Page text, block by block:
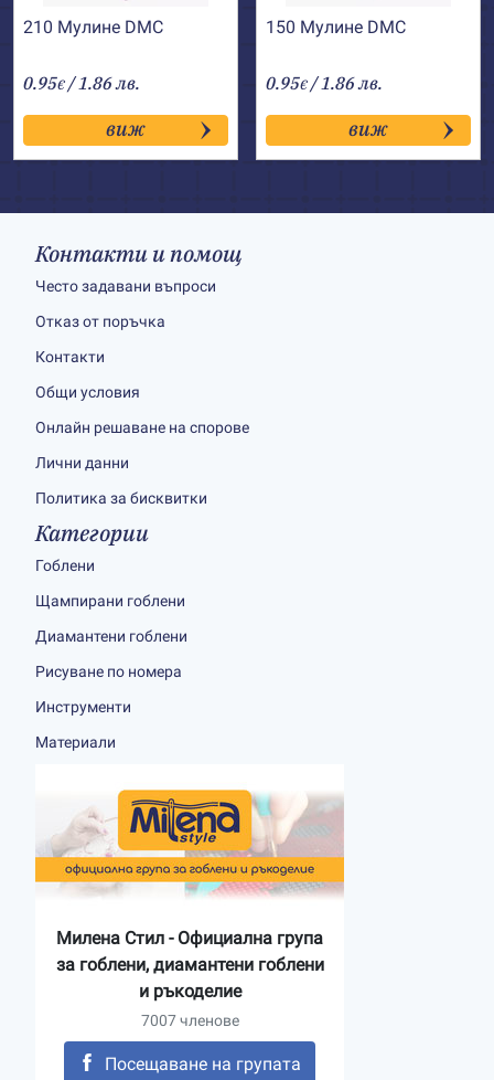
210 Мулине DMC
0.95€ / 1.86 лв.
виж
150 Мулине DMC
0.95€ / 1.86 лв.
виж
Контакти и помощ
Често задавани въпроси
Отказ от поръчка
Контакти
Общи условия
Онлайн решаване на спорове
Лични данни
Политика за бисквитки
Категории
Гоблени
Щампирани гоблени
Диамантени гоблени
Рисуване по номера
Инструменти
Материали
Милена Стил - Официална група
за гоблени, диамантени гоблени
и ръкоделие
7007 членове
Посещаване на групата